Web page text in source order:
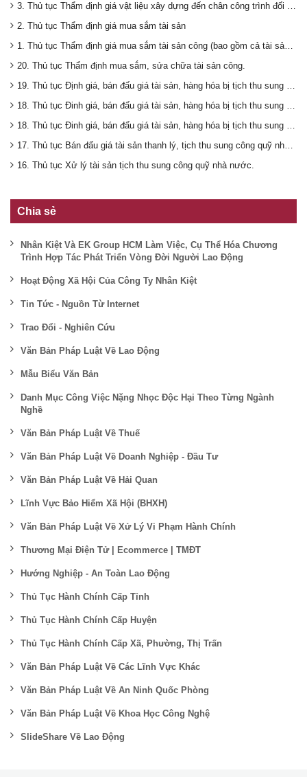
3. Thủ tục Thẩm định giá vật liệu xây dựng đến chân công trình đối với dự án đầu tư
2. Thủ tục Thẩm định giá mua sắm tài sản
1. Thủ tục Thẩm định giá mua sắm tài sản công (bao gồm cả tài sản từ 100 triệu)
20. Thủ tục Thẩm định mua sắm, sửa chữa tài sản công.
19. Thủ tục Định giá, bán đấu giá tài sản, hàng hóa bị tịch thu sung công quỹ Nhà nước.(tài sản có giá trị trên 10 triệu đồng).
18. Thủ tục Đinh giá, bán đấu giá tài sản, hàng hóa bị tịch thu sung công quỹ nhà nước (tài sản có giá trị dưới 10 triệu đồng).
18. Thủ tục Đinh giá, bán đấu giá tài sản, hàng hóa bị tịch thu sung công quỹ nhà nước (tài sản có giá trị dưới 10 triệu đồng).
17. Thủ tục Bán đấu giá tài sản thanh lý, tịch thu sung công quỹ nhà nước.
16. Thủ tục Xử lý tài sản tịch thu sung công quỹ nhà nước.
Chia sẻ
Nhân Kiệt Và EK Group HCM Làm Việc, Cụ Thể Hóa Chương
Trình Hợp Tác Phát Triển Vòng Đời Người Lao Động
Hoạt Động Xã Hội Của Công Ty Nhân Kiệt
Tin Tức - Nguồn Từ Internet
Trao Đổi - Nghiên Cứu
Văn Bản Pháp Luật Về Lao Động
Mẫu Biểu Văn Bản
Danh Mục Công Việc Nặng Nhọc Độc Hại Theo Từng Ngành
Nghề
Văn Bản Pháp Luật Về Thuế
Văn Bản Pháp Luật Về Doanh Nghiệp - Đầu Tư
Văn Bản Pháp Luật Về Hải Quan
Lĩnh Vực Bảo Hiểm Xã Hội (BHXH)
Văn Bản Pháp Luật Về Xử Lý Vi Phạm Hành Chính
Thương Mại Điện Tử | Ecommerce | TMĐT
Hướng Nghiệp - An Toàn Lao Động
Thủ Tục Hành Chính Cấp Tỉnh
Thủ Tục Hành Chính Cấp Huyện
Thủ Tục Hành Chính Cấp Xã, Phường, Thị Trấn
Văn Bản Pháp Luật Về Các Lĩnh Vực Khác
Văn Bản Pháp Luật Về An Ninh Quốc Phòng
Văn Bản Pháp Luật Về Khoa Học Công Nghệ
SlideShare Về Lao Động